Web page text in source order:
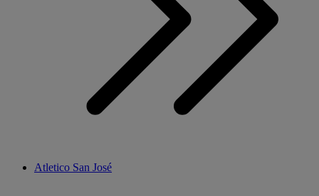
Atletico San José